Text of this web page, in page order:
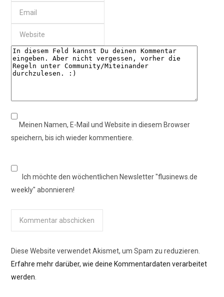
Meinen Namen, E-Mail und Website in diesem Browser
speichern, bis ich wieder kommentiere.
Ich möchte den wöchentlichen Newsletter "flusinews.de
weekly" abonnieren!
Diese Website verwendet Akismet, um Spam zu reduzieren.
Erfahre mehr darüber, wie deine Kommentardaten verarbeitet
werden.